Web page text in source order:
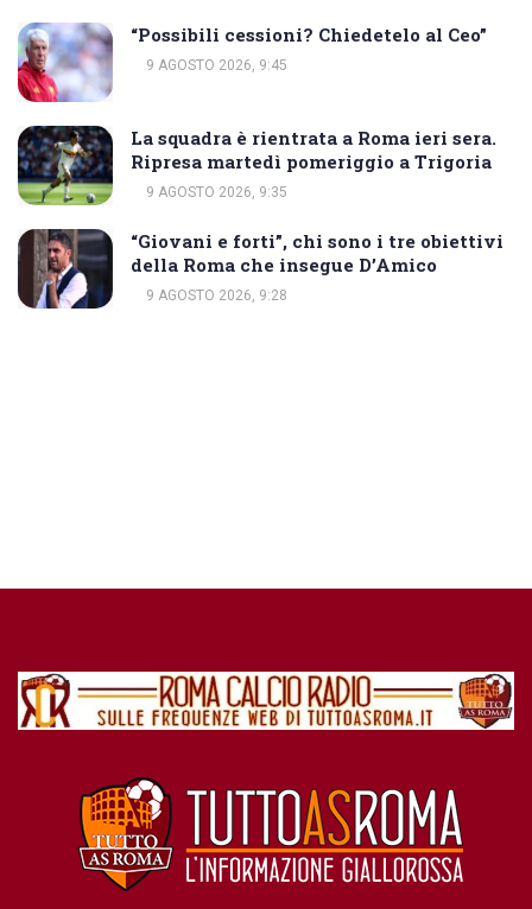
“Possibili cessioni? Chiedetelo al Ceo”
9 AGOSTO 2026, 9:45
La squadra è rientrata a Roma ieri sera.
Ripresa martedì pomeriggio a Trigoria
9 AGOSTO 2026, 9:35
“Giovani e forti”, chi sono i tre obiettivi
della Roma che insegue D’Amico
9 AGOSTO 2026, 9:28